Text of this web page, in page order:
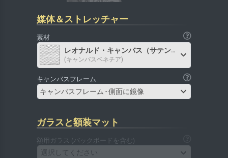
媒体＆ストレッチャー
素材
レオナルド・キャンバス（サテン）
(キャンバスベネチア)
キャンバスフレーム
キャンバスフレーム - 側面に鏡像
ガラスと額装マット
額用ガラス (バックボードを含む)
選択してください